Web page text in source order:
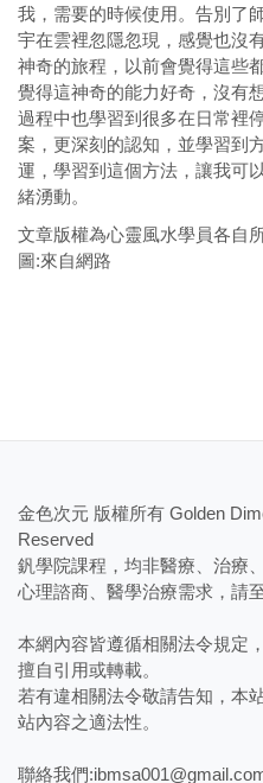
我，需要的時候使用。告別了
宇在雲裡忽隱忽現，感覺也沒
神奇的旅程，以前會覺得這些
覺得這神奇的能力好奇，沒有
過程中也學習到很多在日常裡
案，更深刻的認知，並學習到
運，學習到這個方法，讓我可
緒湧動。
文章版權為心靈風水學員各自
圖:來自網路
金色次元 版權所有 Golden
Reserved
釩學院課程，均非醫療、治療
心理諮商、醫學治療需求，請
本網內容皆遵循相關法令規定
擅自引用或轉載。
若有違相關法令敬請告知，本
站內容之適法性。
聯絡我們